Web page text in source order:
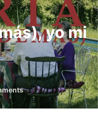
yo mi